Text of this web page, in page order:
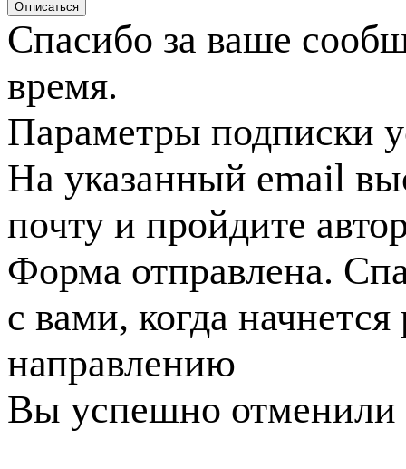
Спасибо за ваше
время.
Параметры подписки
На указанный email
почту и пройдите
Форма отправлена.
с вами, когда
направлению
Вы успешно отменили